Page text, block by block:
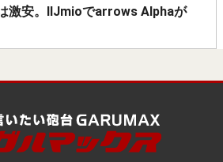
激安。IIJmioでarrows Alphaが